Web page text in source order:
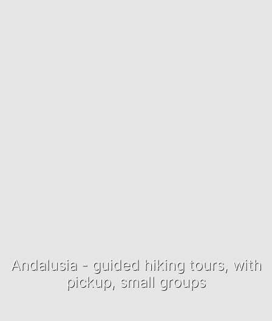
Andalusia - guided hiking tours, with
pickup, small groups